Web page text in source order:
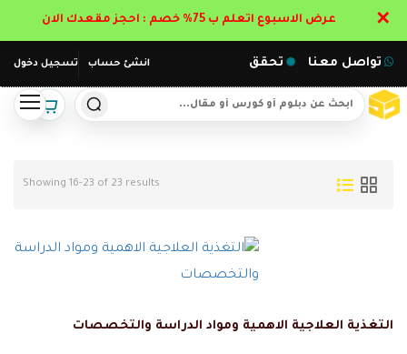
انشئ حساب تسجيل دخول تواصل معنا تحقق
Showing 16-23 of 23 results
التغذية العلاجية الاهمية ومواد الدراسة والتخصصات
عرض الاسبوع اتعلم ب 75% خصم : احجز مقعدك الان ✕